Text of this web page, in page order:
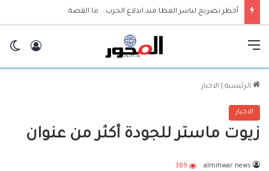
أخطر تصريح لياسر العطا منذ اندلاع الحرب .. ما القصة
الرئيسية الاخبار
الاخبار
زيوت ماستر للجودة أكثر من عنوان
almihwar news
369